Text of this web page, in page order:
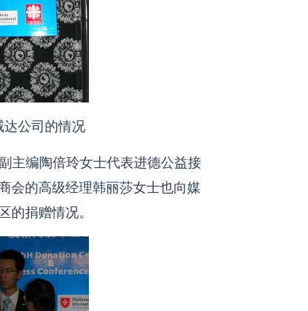
达公司的情况
主编陶倍玲女士代表进德公益接
会的高级经理韩丽莎女士也向媒
的捐赠情况。